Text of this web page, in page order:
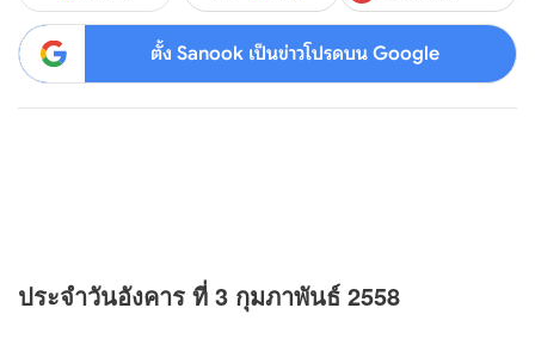
ตั้ง Sanook เป็นข่าวโปรดบน Google
ประจำวันอังคาร ที่ 3 กุมภาพันธ์ 2558